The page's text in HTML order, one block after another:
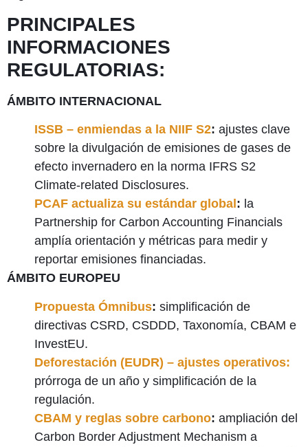
PRINCIPALES
INFORMACIONES
REGULATORIAS:
ÁMBITO INTERNACIONAL
ISSB – enmiendas a la NIIF S2: ajustes clave
sobre la divulgación de emisiones de gases de
efecto invernadero en la norma IFRS S2
Climate-related Disclosures.
PCAF actualiza su estándar global : la
Partnership for Carbon Accounting Financials
amplía orientación y métricas para medir y
reportar emisiones financiadas.
ÁMBITO EUROPEU
Propuesta Ómnibus: simplificación de
directivas CSRD, CSDDD, Taxonomía, CBAM e
InvestEU.
Deforestación (EUDR) – ajustes operativos:
prórroga de un año y simplificación de la
regulación.
CBAM y reglas sobre carbono: ampliación del
Carbon Border Adjustment Mechanism a